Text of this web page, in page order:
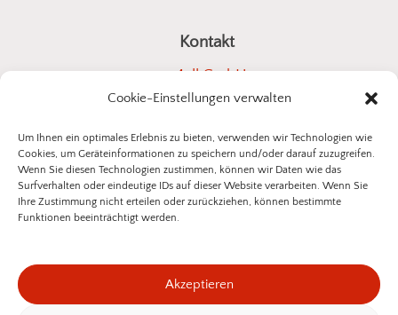
Cookie-Einstellungen verwalten
Um Ihnen ein optimales Erlebnis zu bieten, verwenden wir Technologien wie
Cookies, um Geräteinformationen zu speichern und/oder darauf zuzugreifen.
Wenn Sie diesen Technologien zustimmen, können wir Daten wie das
Surfverhalten oder eindeutige IDs auf dieser Website verarbeiten. Wenn Sie
Ihre Zustimmung nicht erteilen oder zurückziehen, können bestimmte
Funktionen beeinträchtigt werden.
Akzeptieren
Kontakt
a4all GmbH
Stuttgarter Straße 10
73614 Schorndorf
E-Mail:kontakt@insektenschutz-bestellen.de
Datenschutzerklärung